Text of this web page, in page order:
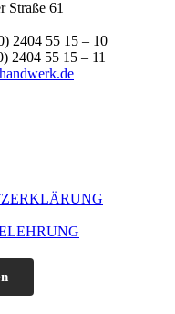
Straße 61
2404 55 15 – 10
2404 55 15 – 11